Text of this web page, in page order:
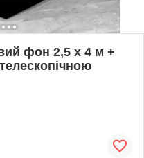
фон 2,5 х 4 м +